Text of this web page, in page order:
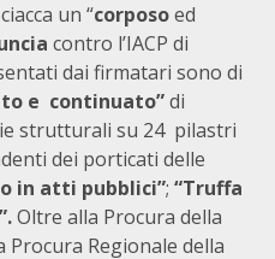
un “corposoed
contro l’IACP di
dai firmatari sono di
e continuato”di
strutturali su 24 pilastri
dei porticati delle
in atti pubblici”; “Truffa
Oltre alla Procura della
Procura Regionale della